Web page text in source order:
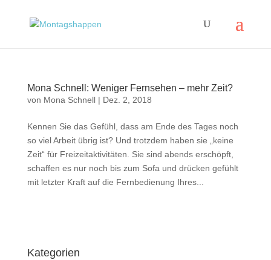
Mona Schnell: Weniger Fernsehen – mehr Zeit?
von Mona Schnell| Dez. 2, 2018
Kennen Sie das Gefühl, dass am Ende des Tages noch
so viel Arbeit übrig ist? Und trotzdem haben sie „keine
Zeit“ für Freizeitaktivitäten. Sie sind abends erschöpft,
schaffen es nur noch bis zum Sofa und drücken gefühlt
mit letzter Kraft auf die Fernbedienung Ihres...
Kategorien